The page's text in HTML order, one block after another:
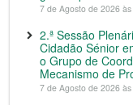
7 de Agosto de 2026 às
2.ª Sessão
Cidadão Sénior
o Grupo de
Mecanismo de
7 de Agosto de 2026 às